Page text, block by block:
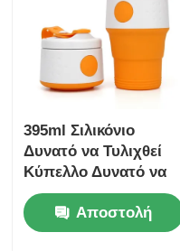
395ml Σιλικόνιο
Δυνατό να Τυλιχθεί
Κύπελλο Δυνατό να
Τυλιχθεί Κύπελλο
Καφέ Δυνατό να
επαναχρησιμοποιηθεί
Αποστολή